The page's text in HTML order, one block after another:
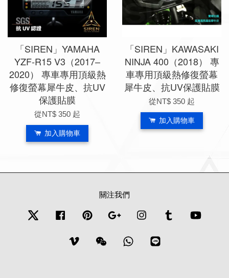
「SIREN」YAMAHA
YZF-R15 V3（2017–
2020） 專車專用頂級熱
修復螢幕犀牛皮、抗UV
保護貼膜
從NT$ 350 起
加入購物車
「SIREN」KAWASAKI
NINJA 400（2018） 專
車專用頂級熱修復螢幕
犀牛皮、抗UV保護貼膜
從NT$ 350 起
加入購物車
關注我們
Twitter Facebook Pinterest Google Instagram Tumblr
Vimeo Wechat Whatsapp